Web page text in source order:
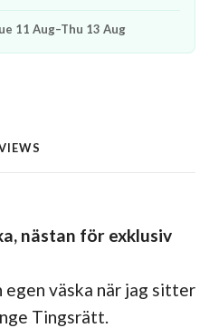
11 Aug–Thu 13 Aug
nästan för exklusiv
egen väska när jag sitter
Tingsrätt.